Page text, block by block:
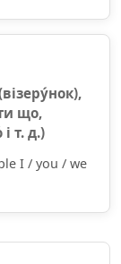
що,
т. д.)
I / you / we